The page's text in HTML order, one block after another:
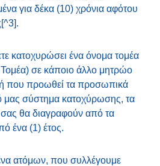
για δέκα (10) χρόνια αφότου
κατοχυρώσει ένα όνομα τομέα
σε κάποιο άλλο μητρώο
που προωθεί τα προσωπικά
μας σύστημα κατοχύρωσης, τα
θα διαγραφούν από τα
ένα (1) έτος.
ατόμων, που συλλέγουμε